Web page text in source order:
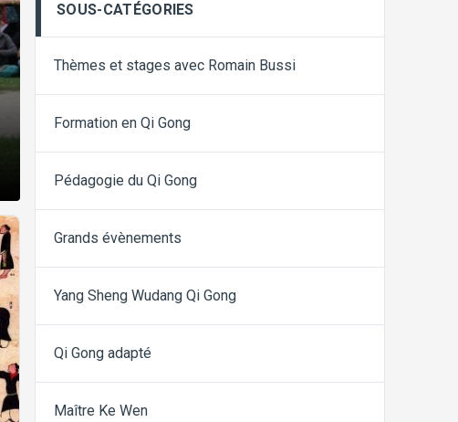
SOUS-CATÉGORIES
Thèmes et stages avec Romain Bussi
Formation en Qi Gong
Pédagogie du Qi Gong
Grands évènements
Yang Sheng Wudang Qi Gong
Qi Gong adapté
Maître Ke Wen